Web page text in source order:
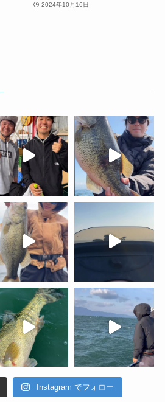
2024年10月16日
Instagram でフォロー